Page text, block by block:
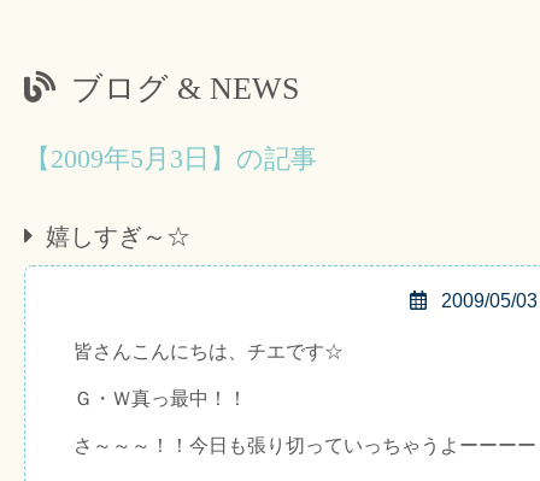
ブログ & NEWS
【2009年5月3日】の記事
嬉しすぎ～☆
2009/05/03
皆さんこんにちは、チエです☆
Ｇ・Ｗ真っ最中！！
さ～～～！！今日も張り切っていっちゃうよーーー